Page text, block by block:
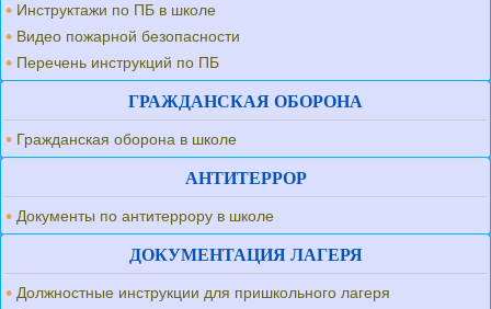
Инструктажи по ПБ в школе
Видео пожарной безопасности
Перечень инструкций по ПБ
ГРАЖДАНСКАЯ ОБОРОНА
Гражданская оборона в школе
АНТИТЕРРОР
Документы по антитеррору в школе
ДОКУМЕНТАЦИЯ ЛАГЕРЯ
Должностные инструкции для пришкольного лагеря